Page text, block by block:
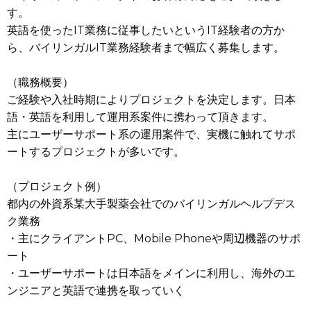
す。
英語を使ったIT業務に従事したいというIT経験者の方か
ら、バイリンガルIT業務経験者まで幅広く募集します。
（職務概要）
ご経験や入社時期によりプロジェクトを決定します。日本
語・英語を利用して運用系案件に携わって頂きます。
主にユーザーサポート系の運用案件で、実機に触れてサポ
ートするプロジェクトが多いです。
（プロジェクト例）
都内の外資系某大手製薬会社でのバイリンガルヘルプデス
ク業務
・主にクライアントPC、Mobile Phoneや周辺機器のサポ
ート
・ユーザーサポートは日本語をメインに利用し、海外のエ
ンジニアと英語で連携を取っていく